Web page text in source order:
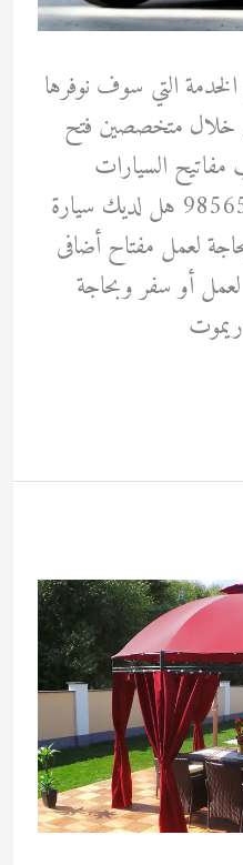
التي سوف نوفرها
خلال متخصصين فتح
السيارات
تواصل الان مع الفني 98565099 هل لديك سيارة
لعمل مفتاح أضافى
أو سفر وبحاجة